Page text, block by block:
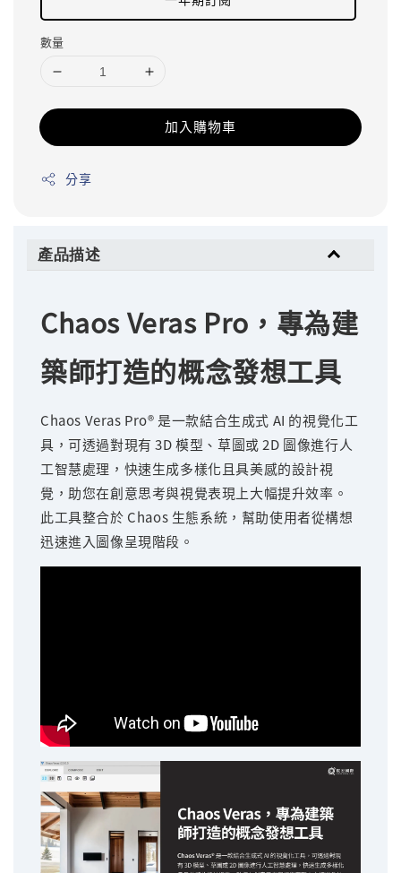
數量
加入購物車
分享
產品描述
Chaos Veras Pro，專為建
築師打造的概念發想工具
Chaos Veras Pro® 是一款結合生成式 AI 的視覺化工
具，可透過對現有 3D 模型、草圖或 2D 圖像進行人
工智慧處理，快速生成多樣化且具美感的設計視
覺，助您在創意思考與視覺表現上大幅提升效率。
此工具整合於 Chaos 生態系統，幫助使用者從構想
迅速進入圖像呈現階段。